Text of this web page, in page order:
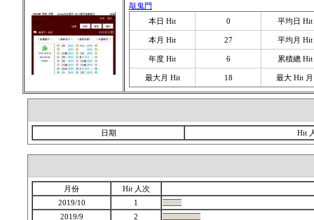
敲鬼門
本日 Hit
0 平均日 Hit
本月 Hit 27 平均月 Hit
年度 Hit 6 累積總 Hit
最大月 Hit 18 最大 Hit 月
日期 Hit
月份
Hit 人次
2019/10
1
2019/9
2